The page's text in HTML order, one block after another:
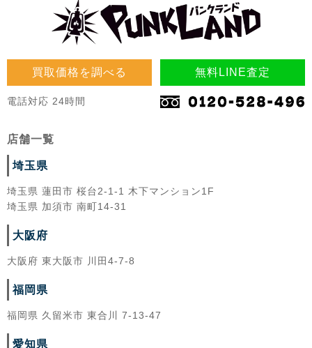
買取価格を調べる 無料LINE査定
電話対応 24時間
店舗一覧
埼玉県
埼玉県 蓮田市 桜台2-1-1 木下マンション1F
埼玉県 加須市 南町14-31
大阪府
大阪府 東大阪市 川田4-7-8
福岡県
福岡県 久留米市 東合川 7-13-47
愛知県